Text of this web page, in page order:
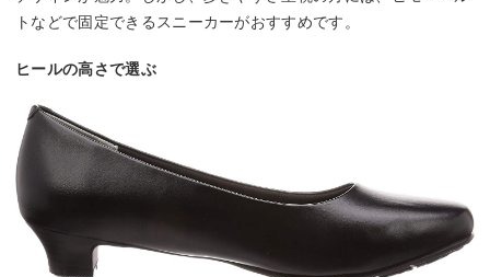
トなどで固定できるスニーカーがおすすめです。
ヒールの高さで選ぶ